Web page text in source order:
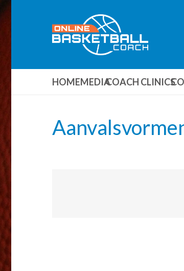
HOMEMEDIACOACH CLINICS